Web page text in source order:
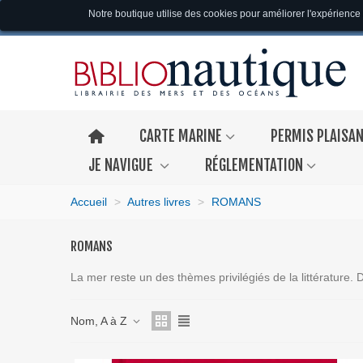
Notre boutique utilise des cookies pour améliorer
CARTE MARINE PERMIS
JE NAVIGUE
RÉGLEMENTATION
Accueil > Autres livres > ROMANS
ROMANS
La mer reste un des thèmes privilégiés de la littérature.
Nom, A à Z